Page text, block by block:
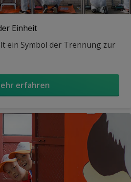
Einheit
ein Symbol der Trennung zur
erfahren